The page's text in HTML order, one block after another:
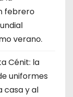
febrero
verano.
Cénit: la
uniformes
casa y al